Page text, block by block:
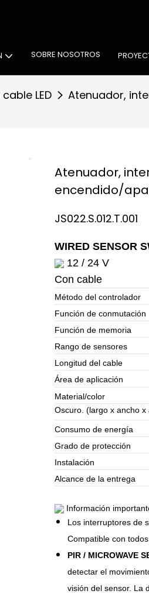
iluminación para
SOBRE NOSOTROS
LED Atenuador,
Atenuador,
encendido/
JS022.S.012.T.001
WIRED SENSOR
12 / 24 V
Con cable
Método del controlador
Función de conmutación
Función de memoria
Rango de sensores
Longitud del cable
Área de aplicación
Material/color
Oscuro. (largo x ancho x
Consumo de energía
Grado de protección
Instalación
Alcance de la entrega
Información
Los interruptores de
Compatible con
PIR / MICROWAVE
detectar el
visión del sensor. La